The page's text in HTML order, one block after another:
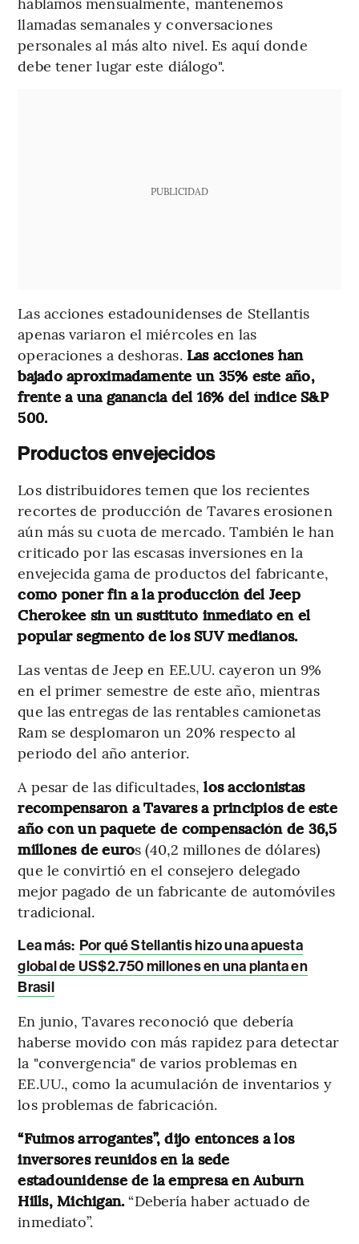
llamadas semanales y conversaciones
personales al más alto nivel. Es aquí donde
debe tener lugar este diálogo".
PUBLICIDAD
Las acciones estadounidenses de Stellantis
apenas variaron el miércoles en las
operaciones a deshoras. Las acciones han
bajado aproximadamente un 35% este año,
frente a una ganancia del 16% del índice S&P
500.
Productos envejecidos
Los distribuidores temen que los recientes
recortes de producción de Tavares erosionen
aún más su cuota de mercado. También le han
criticado por las escasas inversiones en la
envejecida gama de productos del fabricante,
como poner fin a la producción del Jeep
Cherokee sin un sustituto inmediato en el
popular segmento de los SUV medianos.
Las ventas de Jeep en EE.UU. cayeron un 9%
en el primer semestre de este año, mientras
que las entregas de las rentables camionetas
Ram se desplomaron un 20% respecto al
periodo del año anterior.
A pesar de las dificultades, los accionistas
recompensaron a Tavares a principios de este
año con un paquete de compensación de 36,5
millones de euros (40,2 millones de dólares)
que le convirtió en el consejero delegado
mejor pagado de un fabricante de automóviles
tradicional.
Lea más: Por qué Stellantis hizo una apuesta
global de US$2.750 millones en una planta en
Brasil
En junio, Tavares reconoció que debería
haberse movido con más rapidez para detectar
la "convergencia" de varios problemas en
EE.UU., como la acumulación de inventarios y
los problemas de fabricación.
“Fuimos arrogantes”, dijo entonces a los
inversores reunidos en la sede
estadounidense de la empresa en Auburn
Hills, Michigan.“Debería haber actuado de
inmediato”.